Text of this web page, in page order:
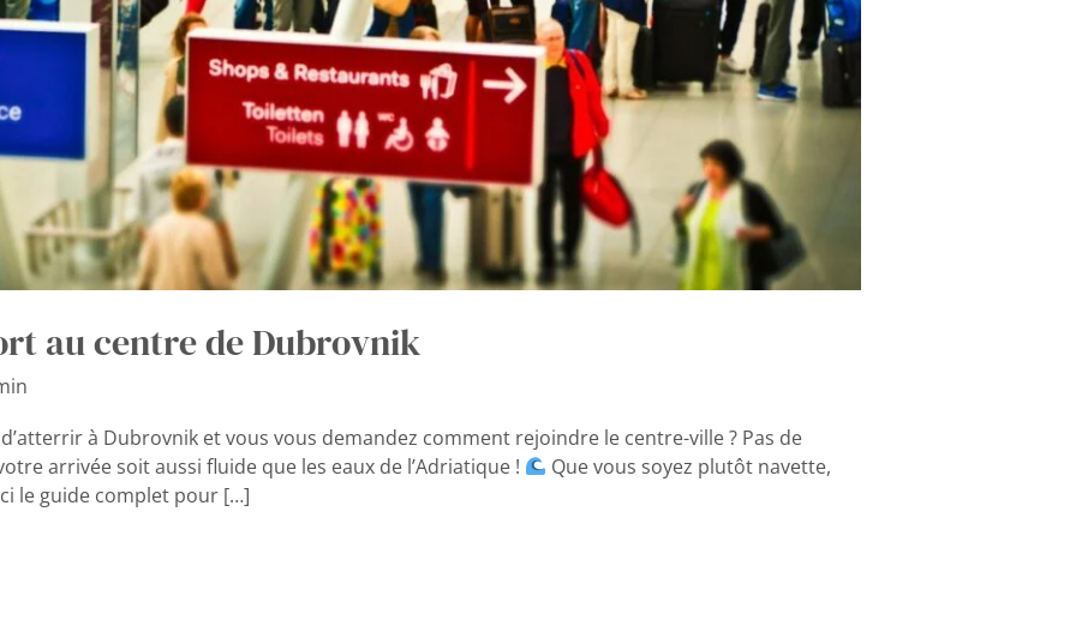
au centre de Dubrovnik
à Dubrovnik et vous vous demandez comment rejoindre le centre-ville ? Pas de
arrivée soit aussi fluide que les eaux de l’Adriatique !
Que vous soyez plutôt navette,
le guide complet pour […]